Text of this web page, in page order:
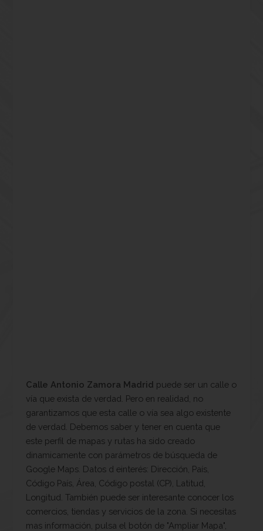
Calle Antonio Zamora Madrid puede ser un calle o
vía que exista de verdad. Pero en realidad, no
garantizamos que esta calle o vía sea algo existente
de verdad. Debemos saber y tener en cuenta que
este perfil de mapas y rutas ha sido creado
dinamicamente con parámetros de búsqueda de
Google Maps. Datos d einterés: Dirección, País,
Código País, Área, Código postal (CP), Latitud,
Longitud. También puede ser interesante conocer los
comercios, tiendas y servicios de la zona. Si necesitas
mas información, pulsa el botón de "Ampliar Mapa",